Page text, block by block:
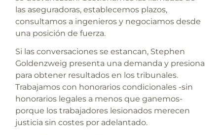
las aseguradoras, establecemos plazos,
consultamos a ingenieros y negociamos desde
una posición de fuerza.
Si las conversaciones se estancan, Stephen
Goldenzweig presenta una demanda y presiona
para obtener resultados en los tribunales.
Trabajamos con honorarios condicionales -sin
honorarios legales a menos que ganemos-
porque los trabajadores lesionados merecen
justicia sin costes por adelantado.